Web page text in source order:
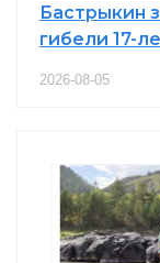
Бастрыкин
гибели 17-
2026-08-05